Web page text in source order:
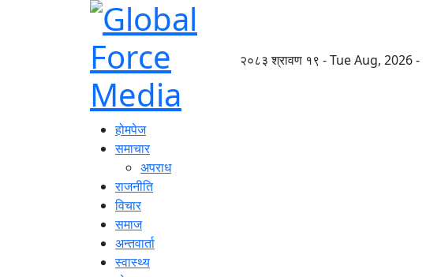
२०८३ श्रावण १९ - Tue Aug, 2026 -
होमपेज
समाचार
अपराध
राजनीति
विचार
समाज
अन्तवार्ता
स्वास्थ्य